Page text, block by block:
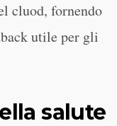
cluod, fornendo
utile per gli
salute